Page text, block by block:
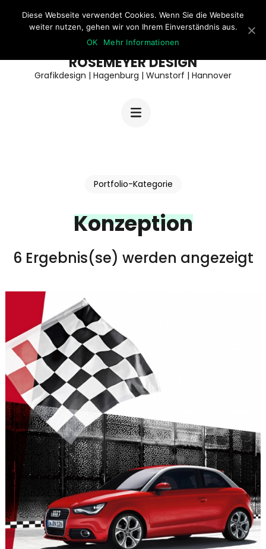
Zum
Inhalt
ROSEMEYER DESIGN
Grafikdesign | Hagenburg | Wunstorf | Hannover
Portfolio-Kategorie
Konzeption
6 Ergebnis(se) werden angezeigt
Diese Webseite verwendet Cookies. Wenn Sie die Webesite
weiter nutzen, gehen wir von Ihrem Einverständnis aus.
OK
Mehr Informationen